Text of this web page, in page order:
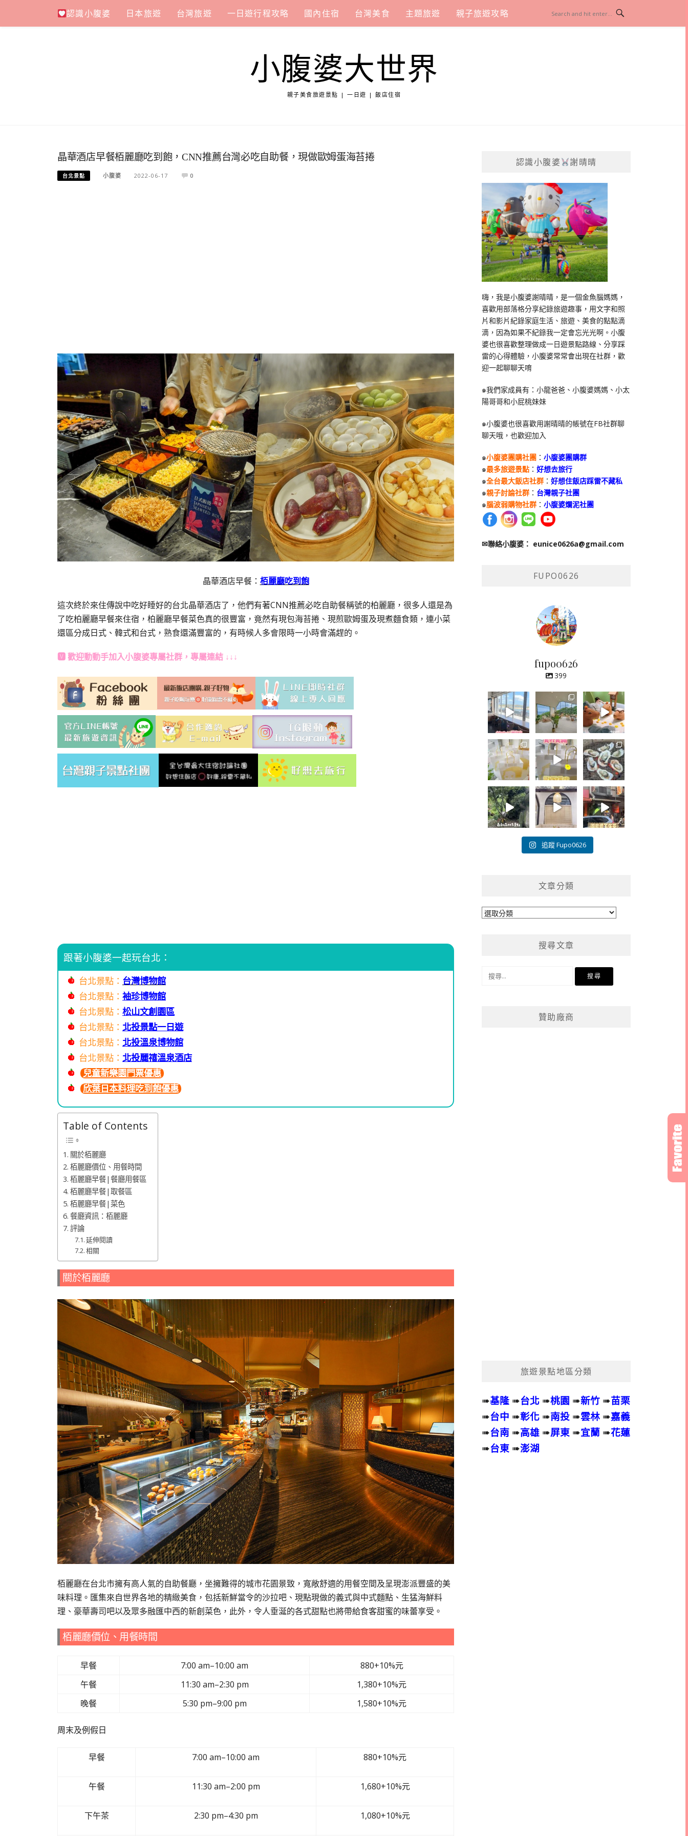
content
認識小腹婆 日本旅遊 台灣旅遊 一日遊行程攻略 國內住宿 台灣美食 主題旅遊 親子旅遊攻略
小腹婆大世界
親子美食旅遊景點 | 一日遊 | 飯店住宿
晶華酒店早餐栢麗廳吃到飽，CNN推薦台灣必吃自助餐，現做歐姆蛋海苔捲
台北景點 小腹婆 2022-06-17 0
晶華酒店早餐： 栢麗廳吃到飽
這次終於來住傳說中吃好睡好的台北晶華酒店了，他們有著CNN推薦必吃自助餐稱號的柏麗廳，很多人還是為
了吃柏麗廳早餐來住宿，柏麗廳早餐菜色真的很豐富，竟然有現包海苔捲、現煎歐姆蛋及現煮麵食類，連小菜
還區分成日式、韓式和台式，熟食還滿豐富的，有時候人多會限時一小時會滿趕的。
🆅 歡迎動動手加入小腹婆專屬社群 ，專屬連結 ↓↓↓
跟著小腹婆一起玩台北：
台北景點： 台灣博物館
台北景點： 袖珍博物館
台北景點： 松山文創園區
台北景點： 北投景點一日遊
台北景點： 北投溫泉博物館
台北景點： 北投麗禧溫泉酒店
兒童新樂園門票優惠
欣葉日本料理吃到飽優惠
Table of Contents
關於栢麗廳
栢麗廳價位、用餐時間
栢麗廳早餐|餐廳用餐區
栢麗廳早餐|取餐區
栢麗廳早餐|菜色
餐廳資訊：栢麗廳
評論
延伸閱讀
相關
關於栢麗廳
栢麗廳在台北市擁有高人氣的自助餐廳，坐擁難得的城市花園景致，寬敞舒適的用餐空間及呈現澎派豐盛的美
味料理。匯集來自世界各地的精緻美食，包括新鮮當令的沙拉吧、現點現做的義式與中式麵點、生猛海鮮料
理、豪華壽司吧以及眾多融匯中西的新創菜色，此外，令人垂涎的各式甜點也將帶給食客甜蜜的味蕾享受。
栢麗廳價位、用餐時間
早餐 7:00 am–10:00 am
880+10%元
午餐
11:30 am–2:30 pm
1,380+10%元
晚餐
5:30 pm–9:00 pm 1,580+10%元
周末及例假日
早餐 7:00 am–10:00 am 880+10%元
午餐 11:30 am–2:00 pm 1,680+10%元
下午茶 2:30 pm–4:30 pm 1,080+10%元
認識小腹婆 謝晴晴
嗨，我是小腹婆謝晴晴，是一個金魚腦媽媽，
喜歡用部落格分享紀錄旅遊趣事，用文字和照
片和影片紀錄家庭生活、旅遊、美食的點點滴
滴，因為如果不紀錄我一定會忘光光啊。小腹
婆也很喜歡整理做成一日遊景點路線、分享踩
雷的心得體驗，小腹婆常常會出現在社群，歡
迎一起聊聊天唷
๑我們家成員有：小龍爸爸、小腹婆媽媽、小太
陽哥哥和小屁桃妹妹
๑小腹婆也很喜歡用謝晴晴的帳號在FB社群聊
聊天哦，也歡迎加入
๑小腹婆團購社團 ：小腹婆團購群
๑最多旅遊景點 ：好想去旅行
๑全台最大飯店社群 ：好想住飯店踩雷不藏私
๑親子討論社群 ： 台灣親子社團
๑腦波弱購物社群 ：小腹婆爛泥社團
✉聯絡小腹婆： eunice0626a@gmail.com
FUPO0626
fupo0626
399
追蹤 Fupo0626
文章分類
文
搜尋文章
贊助廠商
旅遊景點地區分類
➠基隆 ➠台北 ➠桃園 ➠新竹 ➠苗栗
➠台中 ➠彰化 ➠南投 ➠雲林 ➠嘉義
➠台南 ➠高雄 ➠屏東 ➠宜蘭 ➠花蓮
➠台東 ➠澎湖